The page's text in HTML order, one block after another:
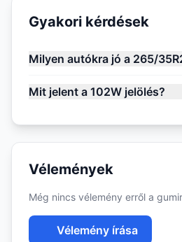
Gyakori kérdések
Milyen autókra jó a 265/
Mit jelent a 102W jelölés?
Vélemények
Még nincs vélemény erről a
Vélemény írása